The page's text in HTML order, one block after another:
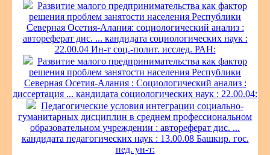
Развитие малого предпринимательства как фактор
решения проблем занятости населения Республики
Северная Осетия-Алания: социологический анализ :
автореферат дис. ... кандидата социологических наук :
22.00.04 Ин-т соц.-полит. исслед. РАН:
Развитие малого предпринимательства как фактор
решения проблем занятости населения Республики
Северная Осетия-Алания : Социологический анализ :
диссертация ... кандидата социологических наук : 22.00.04:
Педагогические условия интеграции социально-
гуманитарных дисциплин в среднем профессиональном
образовательном учреждении : автореферат дис. ...
кандидата педагогических наук : 13.00.08 Башкир. гос.
пед. ун-т: